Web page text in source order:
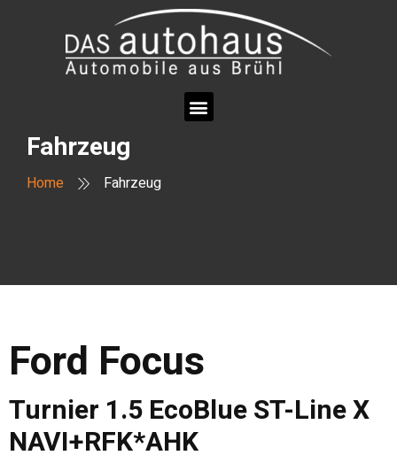
Fahrzeug
Home Fahrzeug
Ford Focus
Turnier 1.5 EcoBlue ST-Line X
NAVI+RFK*AHK